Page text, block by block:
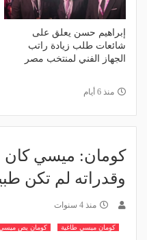
إبراهيم حسن يعلق على
شائعات طلب زيادة راتب
الجهاز الفني لمنتخب مصر
منذ 6 أيام
كومان: ميسي كان
وقدراته لم تكن
منذ 4 سنوات
كومان ميسي طاغية كومان يص ميسي